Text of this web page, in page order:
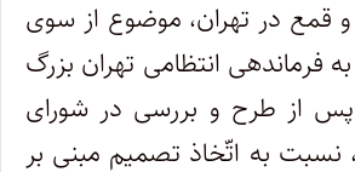
قمع در تهران، موضوع از سوی
فرماندهی انتظامی تهران بزرگ
پس از طرح و بررسی در شورای
نسبت به اتّخاذ تصمیم مبنی بر